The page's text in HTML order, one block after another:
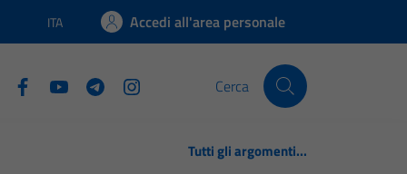
Lingua attiva:
ITA Accedi all'area personale
Cerca
Tutti gli argomenti...